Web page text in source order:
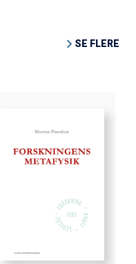
SE FLERE